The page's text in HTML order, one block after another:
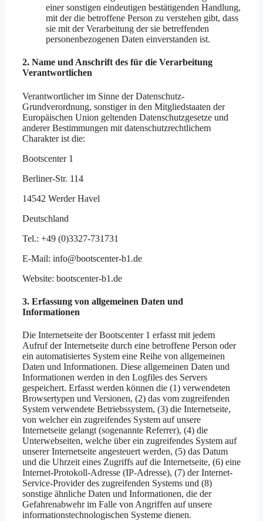
einer sonstigen eindeutigen bestätigenden Handlung,
mit der die betroffene Person zu verstehen gibt, dass
sie mit der Verarbeitung der sie betreffenden
personenbezogenen Daten einverstanden ist.
2. Name und Anschrift des für die Verarbeitung
Verantwortlichen
Verantwortlicher im Sinne der Datenschutz-
Grundverordnung, sonstiger in den Mitgliedstaaten der
Europäischen Union geltenden Datenschutzgesetze und
anderer Bestimmungen mit datenschutzrechtlichem
Charakter ist die:
Bootscenter 1
Berliner-Str. 114
14542 Werder Havel
Deutschland
Tel.: +49 (0)3327-731731
E-Mail: info@bootscenter-b1.de
Website: bootscenter-b1.de
3. Erfassung von allgemeinen Daten und
Informationen
Die Internetseite der Bootscenter 1 erfasst mit jedem
Aufruf der Internetseite durch eine betroffene Person oder
ein automatisiertes System eine Reihe von allgemeinen
Daten und Informationen. Diese allgemeinen Daten und
Informationen werden in den Logfiles des Servers
gespeichert. Erfasst werden können die (1) verwendeten
Browsertypen und Versionen, (2) das vom zugreifenden
System verwendete Betriebssystem, (3) die Internetseite,
von welcher ein zugreifendes System auf unsere
Internetseite gelangt (sogenannte Referrer), (4) die
Unterwebseiten, welche über ein zugreifendes System auf
unserer Internetseite angesteuert werden, (5) das Datum
und die Uhrzeit eines Zugriffs auf die Internetseite, (6) eine
Internet-Protokoll-Adresse (IP-Adresse), (7) der Internet-
Service-Provider des zugreifenden Systems und (8)
sonstige ähnliche Daten und Informationen, die der
Gefahrenabwehr im Falle von Angriffen auf unsere
informationstechnologischen Systeme dienen.